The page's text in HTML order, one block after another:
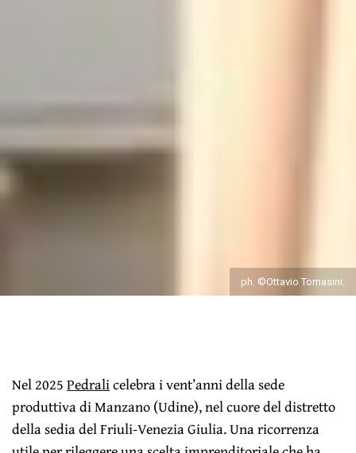
ph. ©Ottavio Tomasini.
Nel 2025Pedralicelebra i vent’anni della sede
produttiva di Manzano (Udine), nel cuore del distretto
della sedia del Friuli-Venezia Giulia. Una ricorrenza